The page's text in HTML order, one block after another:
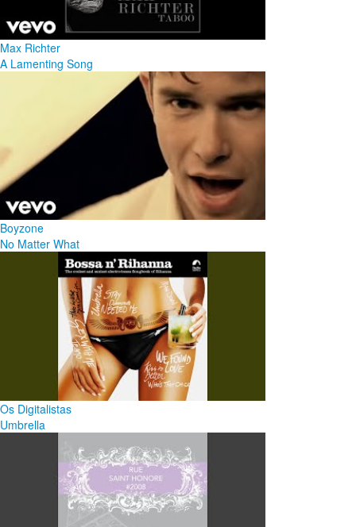
Max Richter
A Lamenting Song
Boyzone
No Matter What
Os Digitalistas
Umbrella